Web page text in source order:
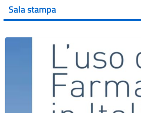
Sala stampa